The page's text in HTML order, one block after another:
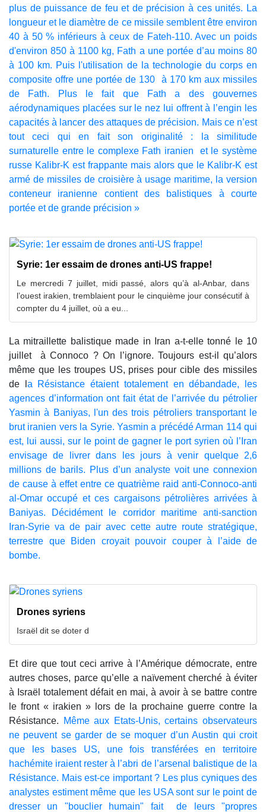
plus de puissance de feu et de précision à ces unités. La
longueur et le diamètre de ce missile semblent être environ
40 à 50 % inférieurs à ceux de Fateh-110. Avec un poids
d'environ 850 à 1100 kg, Fath a une portée d’au moins 80
à 100 km. Puis l'utilisation de la technologie du corps en
composite offre une portée de 130 à 170 km aux missiles
de Fath. Plus le fait que Fath a des gouvernes
aérodynamiques placées sur le nez lui offrent à l’engin les
capacités à lancer des attaques de précision. Mais ce n’est
tout ceci qui en fait son originalité : la similitude
surnaturelle entre le complexe Fath iranien et le système
russe Kalibr-K est frappante mais alors que le Kalibr-K est
armé de missiles de croisière à usage maritime, la version
conteneur iranienne contient des balistiques à courte
portée et de grande précision »
Syrie: 1er essaim de drones anti-US frappe!
Le mercredi 7 juillet, midi passé, alors qu’à al-Anbar, dans
l’ouest irakien, tremblaient pour le cinquième jour consécutif à
compter du 4 juillet, où a eu...
La mitraillette balistique made in Iran a-t-elle tonné le 10
juillet à Connoco ? On l’ignore. Toujours est-il qu’alors
même que les troupes US, prises pour cible des missiles
de l a Résistance étaient totalement en débandade, les
agences d’information ont fait état de l’arrivée du pétrolier
Yasmin à Baniyas, l'un des trois pétroliers transportant le
brut iranien vers la Syrie. Yasmin a précédé Arman 114 qui
est, lui aussi, sur le point de gagner le port syrien où l’Iran
envisage de livrer dans les jours à venir quelque 2,6
millions de barils. Plus d’un analyste voit une connexion
de cause à effet entre ce quatrième raid anti-Connoco-anti
al-Omar occupé et ces cargaisons pétrolières arrivées à
Baniyas. Décidément le corridor maritime anti-sanction
Iran-Syrie va de pair avec cette autre route stratégique,
terrestre que Biden croyait pouvoir couper à l’aide de
bombe.
Drones syriens
Israël dit se doter d
Et dire que tout ceci arrive à l’Amérique démocrate, entre
autres choses, parce qu’elle a naïvement cherché à éviter
à Israël totalement défait en mai, à avoir à se battre contre
le front « irakien » lors de la prochaine guerre contre la
Résistance.
Même aux Etats-Unis, certains observateurs
ne peuvent se garder de se moquer d’un Austin qui croit
que les bases US, une fois transférées en territoire
hachémite iraient rester à l’abri de l’arsenal balistique de la
Résistance. Mais est-ce important ? Les plus cyniques des
analystes estiment même que les USA sont sur le point de
dresser un "bouclier humain" fait de leurs "propres